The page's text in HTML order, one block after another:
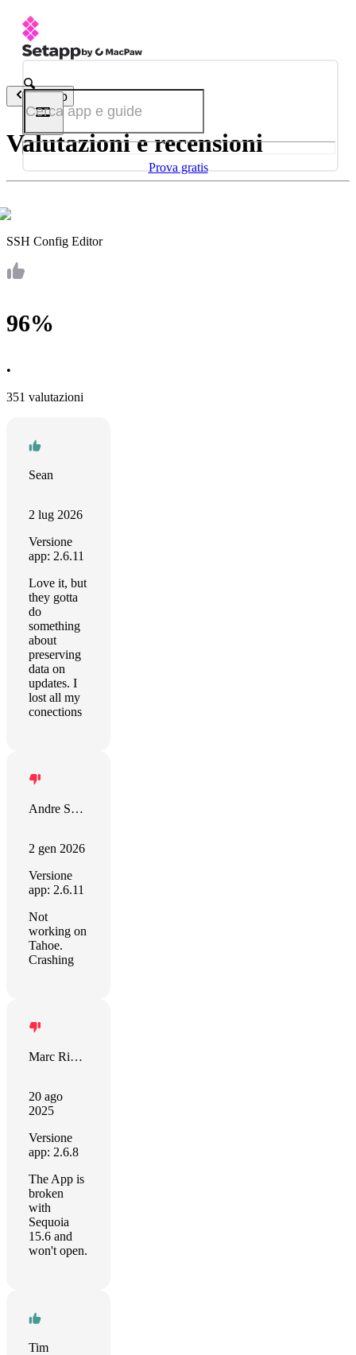
Prova gratis
Indietro
Valutazioni e recensioni
SSH Config Editor
96%
•
351 valutazioni
Sean
2 lug 2026
Versione
app: 2.6.11
Love it, but
they gotta
do
something
about
preserving
data on
updates. I
lost all my
conections
Andre Sancken
2 gen 2026
Versione
app: 2.6.11
Not
working on
Tahoe.
Crashing
Marc Richter
20 ago
2025
Versione
app: 2.6.8
The App is
broken
with
Sequoia
15.6 and
won't open.
Tim